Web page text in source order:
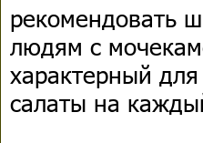
рекомендовать
людям с
характерный
салаты на